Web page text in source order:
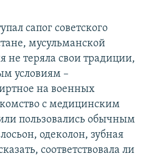
сапог советского
мусульманской
не теряла свои традиции,
условиям –
на военных
с медицинским
пользовались обычным
одеколон, зубная
соответствовала ли